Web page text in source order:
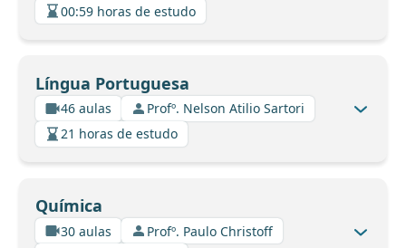
00:59 horas de estudo
Língua Portuguesa
46 aulas
Profº. Nelson Atilio Sartori
21 horas de estudo
Química
30 aulas
Profº. Paulo Christoff